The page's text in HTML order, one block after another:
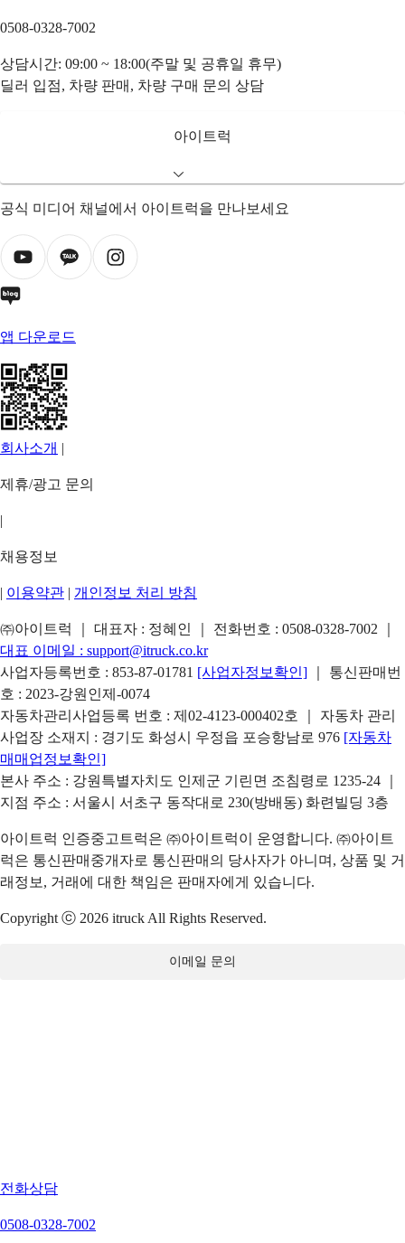
0508-0328-7002
상담시간: 09:00 ~ 18:00(주말 및 공휴일 휴무)
딜러 입점, 차량 판매, 차량 구매 문의 상담
아이트럭
공식 미디어 채널에서 아이트럭을 만나보세요
앱 다운로드
회사소개 |
제휴/광고 문의
|
채용정보
| 이용약관 | 개인정보 처리 방침
㈜아이트럭 ｜ 대표자 : 정혜인 ｜ 전화번호 : 0508-0328-7002
대표 이메일 : support@itruck.co.kr
사업자등록번호 : 853-87-01781 [사업자정보확인]
｜ 통신판매번
호 : 2023-강원인제-0074
자동차관리사업등록 번호 : 제02-4123-000402호 ｜ 자동차 관리
사업장 소재지 : 경기도 화성시 우정읍 포승항남로 976 [자동차
매매업정보확인]
본사 주소 : 강원특별자치도 인제군 기린면 조침령로 1235-24 ｜
지점 주소 : 서울시 서초구 동작대로 230(방배동) 화련빌딩 3층
아이트럭 인증중고트럭은 ㈜아이트럭이 운영합니다. ㈜아이트
럭은 통신판매중개자로 통신판매의 당사자가 아니며, 상품 및 거
래정보, 거래에 대한 책임은 판매자에게 있습니다.
Copyright ⓒ 2026 itruck All Rights Reserved.
이메일 문의
전화상담
0508-0328-7002